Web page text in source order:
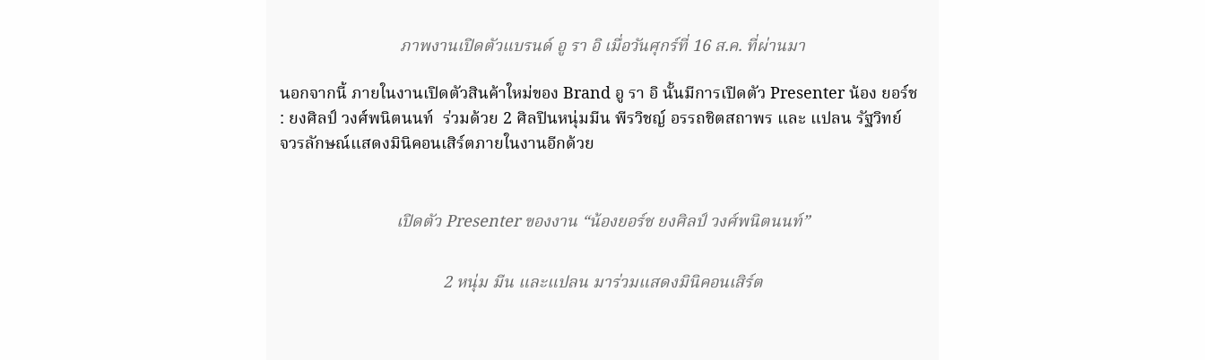
ภาพงานเปิดตัวแบรนด์ อู รา อิ เมื่อวันศุกร์ที่ 16 ส.ค. ที่ผ่านมา
นอกจากนี้ ภายในงานเปิดตัวสินค้าใหม่ของ Brand อู รา อิ นั้นมีการเปิดตัว Presenter น้อง ยอร์ช
: ยงศิลป์ วงศ์พนิตนนท์ ร่วมด้วย 2 ศิลปินหนุ่มมีน พีรวิชญ์ อรรถชิตสถาพร และ แปลน รัฐวิทย์
จวรลักษณ์แสดงมินิคอนเสิร์ตภายในงานอีกด้วย
เปิดตัว Presenter ของงาน “น้องยอร์ช ยงศิลป์ วงศ์พนิตนนท์”
2 หนุ่ม มีน และแปลน มาร่วมแสดงมินิคอนเสิร์ต